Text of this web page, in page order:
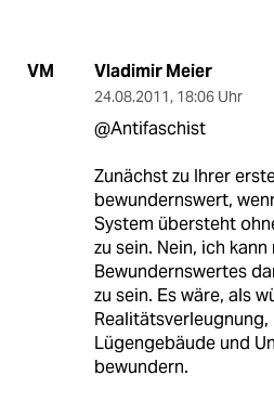
VM Vladimir Meier
24.08.2011, 18:06 Uhr
@Antifaschist
Zunächst zu Ihrer
bewundernswert,
System übersteht
zu sein. Nein, ich
Bewundernswertes
zu sein. Es wäre, als
Lügengebäude und
bewundern.